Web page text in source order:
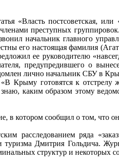
«Власть постсоветская,
преступных
начальник главного
его настоящая фамилия
ее руководителю
предупредившего о
лично начальник СБУ в
Крыму готовятся к
каким образом этому
в котором сообщил о том, что
расследованием ряда
Дмитрия Гольдича.
структур и некоторых